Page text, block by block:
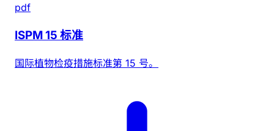
pdf
ISPM 15 标准
国际植物检疫措施标准第 15 号。